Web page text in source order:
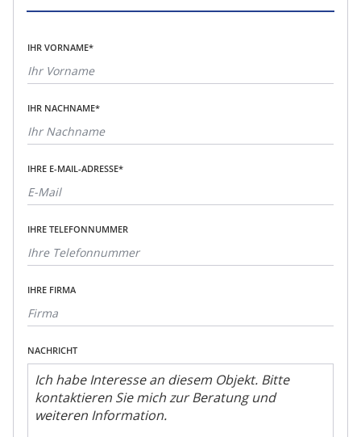
IHR VORNAME*
IHR NACHNAME*
IHRE E-MAIL-ADRESSE*
IHRE TELEFONNUMMER
IHRE FIRMA
NACHRICHT